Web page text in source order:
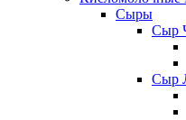
Сыры
Сыр
Сыр